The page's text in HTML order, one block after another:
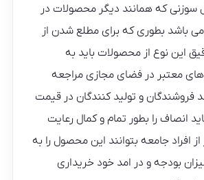
که همانند دیگر محصولات در
می باشد بطوری که برای مطلع شدن از
این نوع از محصولات باید به
معتبر در فضای مجازی مراجعه
فروشندگان و تولید کنندگان در قیمت
انصاف را بطور تمام و کمال رعایت
افراد جامعه بتوانند این محصول را به
بودجه و در امد خود خریداری